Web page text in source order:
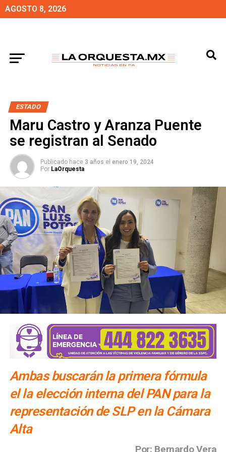
AGOSTO 8, 2026
ESTADO
Maru Castro y Aranza Puente
se registran al Senado
Publicado hace 3 años el enero 19, 2024
Por LaOrquesta
Ambas buscarán la primera fórmula
el la elección interna del PAN para la
representación de SLP en la Cámara
Alta
Por: Bernardo Vera